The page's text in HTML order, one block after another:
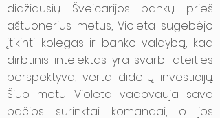
didžiausių Šveicarijos bankų prieš
aštuonerius metus, Violeta sugebėjo
įtikinti kolegas ir banko valdybą, kad
dirbtinis intelektas yra svarbi ateities
perspektyva, verta didelių investicijų.
Šiuo metu Violeta vadovauja savo
pačios surinktai komandai, o jos